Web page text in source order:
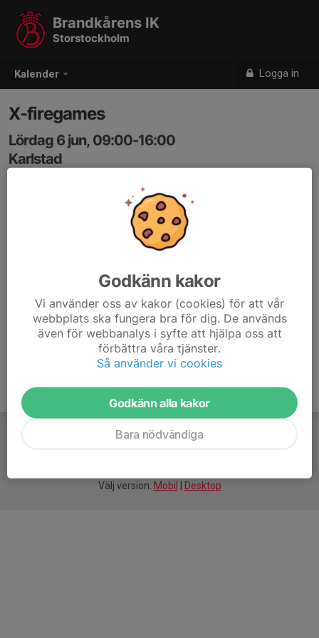
Kalender Logga in
Brandkårens IK
Storstockholm
X-firegames
Lördag 6 jun, 09:00-16:00
Karlstad
Välj version: Mobil Desktop
Godkänn kakor
Vi använder oss av kakor (cookies) för att vår
webbplats ska fungera bra för dig. De används
även för webbanalys i syfte att hjälpa oss att
förbättra våra tjänster.
Så använder vi cookies
Godkänn alla kakor
Bara nödvändiga